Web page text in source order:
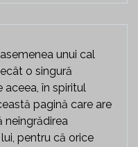
unui cal
o singură
aceea, în spiritul
pagină care are
neîngrădirea
pentru că orice